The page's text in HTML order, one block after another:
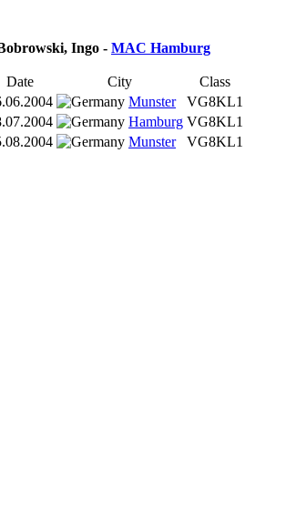
Ingo - MAC Hamburg
Date City
Class
Munster
VG8KL1
Hamburg VG8KL1
Munster VG8KL1